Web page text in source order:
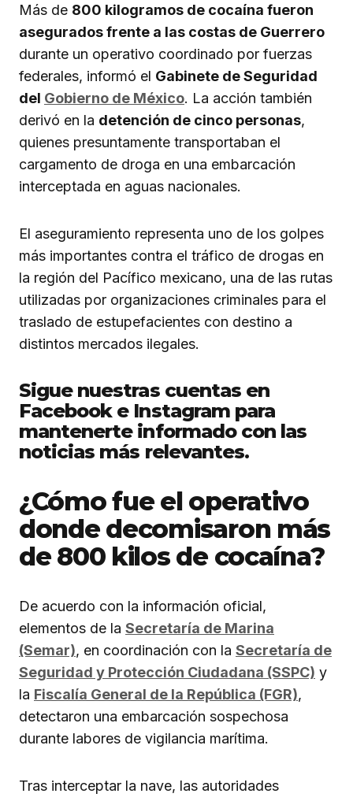
Más de 800 kilogramos de cocaína fueron
asegurados frente a las costas de Guerrero
durante un operativo coordinado por fuerzas
federales, informó el Gabinete de Seguridad
del Gobierno de México. La acción también
derivó en la detención de cinco personas,
quienes presuntamente transportaban el
cargamento de droga en una embarcación
interceptada en aguas nacionales.
El aseguramiento representa uno de los golpes
más importantes contra el tráfico de drogas en
la región del Pacífico mexicano, una de las rutas
utilizadas por organizaciones criminales para el
traslado de estupefacientes con destino a
distintos mercados ilegales.
Sigue nuestras cuentas en
Facebook e Instagram para
mantenerte informado con las
noticias más relevantes.
¿Cómo fue el operativo
donde decomisaron más
de 800 kilos de cocaína?
De acuerdo con la información oficial,
elementos de la Secretaría de Marina
(Semar), en coordinación con la Secretaría de
Seguridad y Protección Ciudadana (SSPC) y
la Fiscalía General de la República (FGR),
detectaron una embarcación sospechosa
durante labores de vigilancia marítima.
Tras interceptar la nave, las autoridades